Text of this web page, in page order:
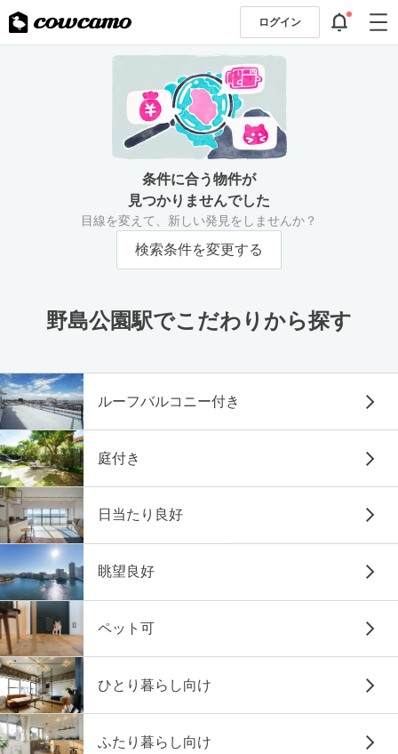
ログイン
条件に合う物件が
見つかりませんでした
目線を変えて、新しい発見をしませんか？
検索条件を変更する
野島公園駅でこだわりから探す
ルーフバルコニー付き
庭付き
日当たり良好
眺望良好
ペット可
ひとり暮らし向け
ふたり暮らし向け